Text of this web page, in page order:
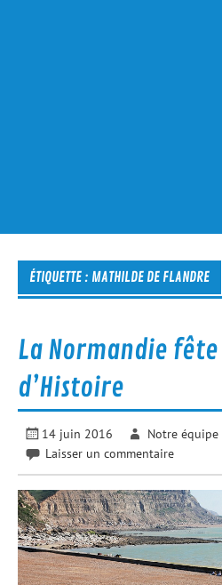
ÉTIQUETTE : MATHILDE DE FLANDRE
La Normandie fête
d’Histoire
14 juin 2016 Notre équipe
Laisser un commentaire